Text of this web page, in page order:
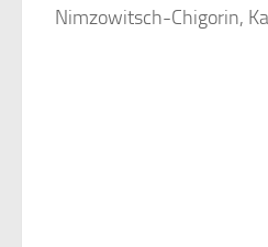
Nimzowitsch-Chigorin,